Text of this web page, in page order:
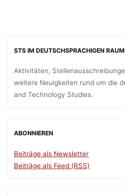
STS IM DEUTSCHSPRACHIGEN RAUM
Aktivitäten,
weitere Neuigkeiten rund um die
and Technology Studies.
ABONNIEREN
Beiträge als Newsletter
Beiträge als Feed (RSS)